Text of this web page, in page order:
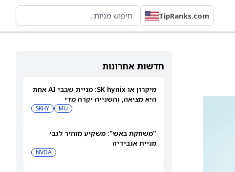
TipRanks.com
חדשות אחרונות
מיקרון או SK hynix: מניית שבבי AI אחת
היא מציאה, והשנייה יקרה מדי
MU
SKHY
"משחקת באש": משקיע מזהיר לגבי
מניית אנבידיה
NVDA